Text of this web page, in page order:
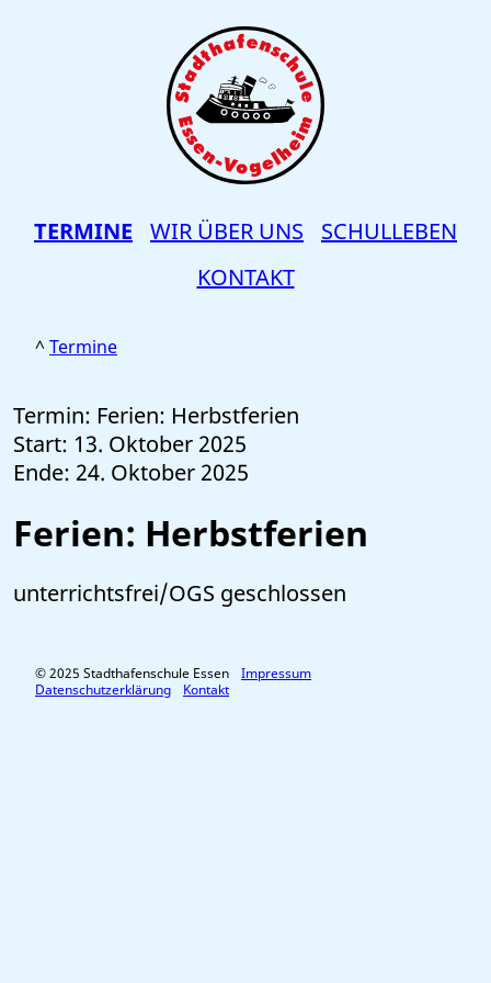
TERMINE WIR ÜBER UNS
SCHULLEBEN
KONTAKT
Termin: Ferien: Herbstferien
Start: 13. Oktober 2025
Ende: 24. Oktober 2025
Ferien: Herbstferien
unterrichtsfrei/OGS geschlossen
Termine
© 2025 Stadthafenschule Essen
Impressum
Datenschutzerklärung
Kontakt